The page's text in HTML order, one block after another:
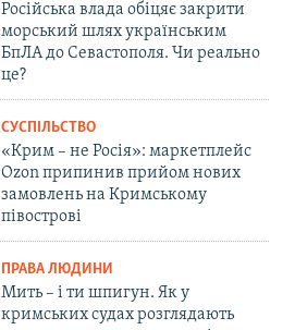
Російська влада обіцяє закрити
морський шлях українським
БпЛА до Севастополя. Чи реально
це?
СУСПІЛЬСТВО
«Крим – не Росія»: маркетплейс
Ozon припинив прийом нових
замовлень на Кримському
півострові
ПРАВА ЛЮДИНИ
Мить – і ти шпигун. Як у
кримських судах розглядають